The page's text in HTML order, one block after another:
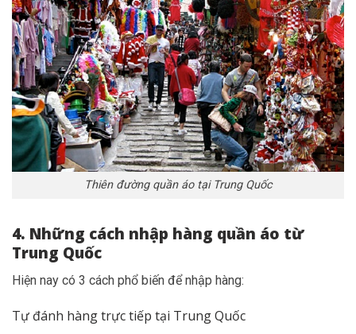
Thiên đường quần áo tại Trung Quốc
4. Những cách nhập hàng quần áo từ
Trung Quốc
Hiện nay có 3 cách phổ biến để nhập hàng:
Tự đánh hàng trực tiếp tại Trung Quốc